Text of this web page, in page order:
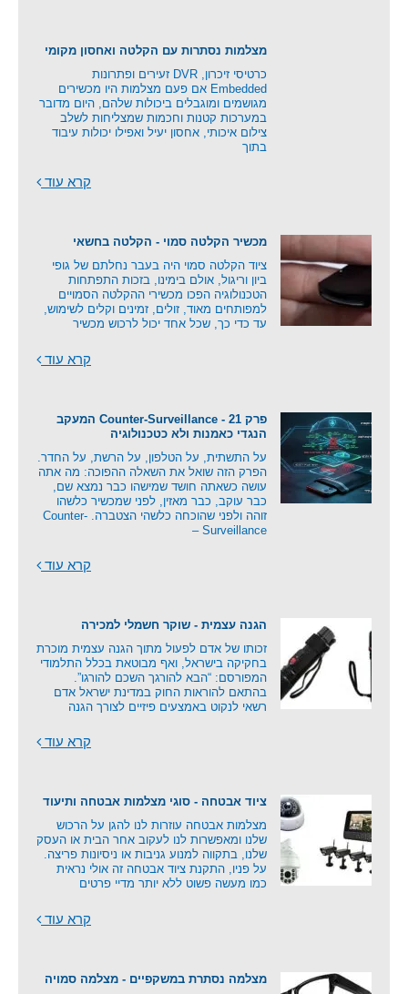
מצלמות נסתרות עם הקלטה ואחסון מקומי
כרטיסי זיכרון, DVR זעירים ופתרונות
Embedded אם פעם מצלמות היו מכשירים
מגושמים ומוגבלים ביכולות שלהם, היום מדובר
במערכות קטנות וחכמות שמצליחות לשלב
צילום איכותי, אחסון יעיל ואפילו יכולות עיבוד
בתוך
קרא עוד
מכשיר הקלטה סמוי - הקלטה בחשאי
ציוד הקלטה סמוי היה בעבר נחלתם של גופי
ביון וריגול, אולם בימינו, בזכות התפתחות
הטכנולוגיה הפכו מכשירי ההקלטה הסמויים
למפותחים מאוד, זולים, זמינים וקלים לשימוש,
עד כדי כך, שכל אחד יכול לרכוש מכשיר
קרא עוד
פרק 21 - Counter-Surveillance המעקב
הנגדי כאמנות ולא כטכנולוגיה
על התשתית, על הטלפון, על הרשת, על החדר.
הפרק הזה שואל את השאלה ההפוכה: מה אתה
עושה כשאתה חושד שמישהו כבר נמצא שם,
כבר עוקב, כבר מאזין, לפני שמכשיר כלשהו
זוהה ולפני שהוכחה כלשהי הצטברה. Counter-
Surveillance –
קרא עוד
הגנה עצמית - שוקר חשמלי למכירה
זכותו של אדם לפעול מתוך הגנה עצמית מוכרת
בחקיקה בישראל, ואף מבוטאת בכלל התלמודי
המפורסם: “הבא להורגך השכם להורגו”.
בהתאם להוראות החוק במדינת ישראל אדם
רשאי לנקוט באמצעים פיזיים לצורך הגנה
קרא עוד
ציוד אבטחה - סוגי מצלמות אבטחה ותיעוד
מצלמות אבטחה עוזרות לנו להגן על הרכוש
שלנו ומאפשרות לנו לעקוב אחר הבית או העסק
שלנו, בתקווה למנוע גניבות או ניסיונות פריצה.
על פניו, התקנת ציוד אבטחה זה אולי נראית
כמו מעשה פשוט ללא יותר מדיי פרטים
קרא עוד
מצלמה נסתרת במשקפיים - מצלמה סמויה